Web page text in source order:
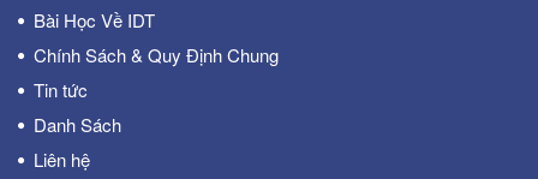
Bài Học Về IDT
Chính Sách & Quy Định Chung
Tin tức
Danh Sách
Liên hệ